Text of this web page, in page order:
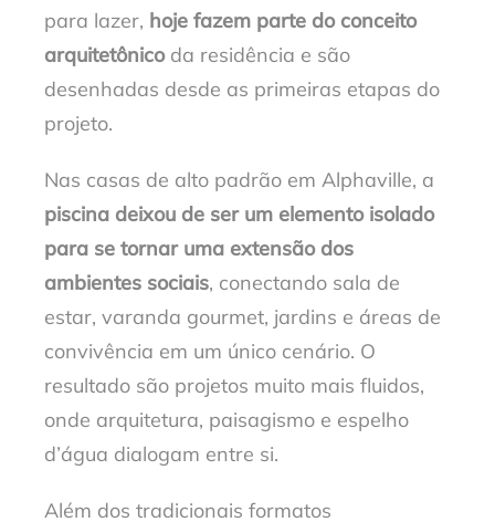
para lazer, hoje fazem parte do conceito
arquitetônicoda residência e são
desenhadas desde as primeiras etapas do
projeto.
Nas casas de alto padrão em Alphaville, a
piscina deixou de ser um elemento isolado
para se tornar uma extensão dos
ambientes sociais, conectando sala de
estar, varanda gourmet, jardins e áreas de
convivência em um único cenário. O
resultado são projetos muito mais fluidos,
onde arquitetura, paisagismo e espelho
d’água dialogam entre si.
Além dos tradicionais formatos